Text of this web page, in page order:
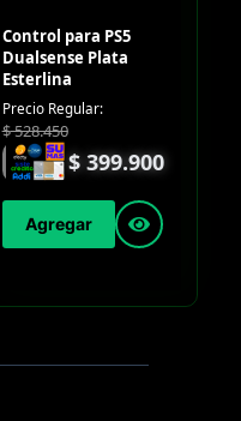
Control para PS5
Dualsense Plata
Esterlina
Precio Regular:
$528.450
$ 399.900
Agregar